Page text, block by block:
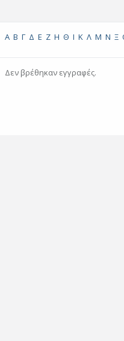
Α Β Γ Δ Ε Ζ Η Θ Ι Κ Λ Μ Ν Ξ
Δεν βρέθηκαν εγγραφές.